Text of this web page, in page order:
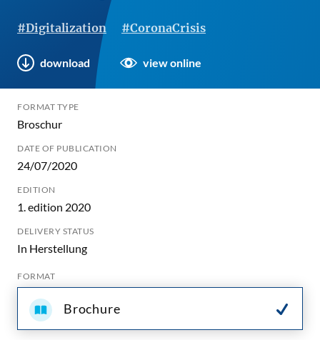
#Digitalization #CoronaCrisis
download view online
FORMAT TYPE
Broschur
DATE OF PUBLICATION
24/07/2020
EDITION
1. edition 2020
DELIVERY STATUS
In Herstellung
FORMAT
Brochure